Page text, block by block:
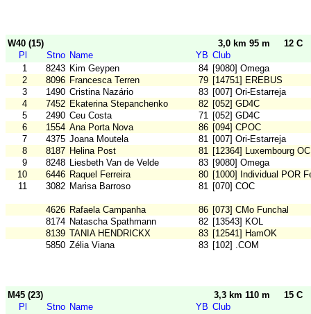
W40 (15) 3,0 km 95 m
12 C
Pl
Stno Name YB Club
1
8243 Kim Geypen 84 [9080] Omega
2
8096 Francesca Terren 79 [14751] EREBUS
3
1490 Cristina Nazário 83 [007] Ori-Estarreja
4
7452 Ekaterina Stepanchenko 82 [052] GD4C
5
2490 Ceu Costa 71 [052] GD4C
6
1554 Ana Porta Nova 86 [094] CPOC
7
4375 Joana Moutela 81 [007] Ori-Estarreja
8
8187 Helina Post 81 [12364] Luxembourg OC
9
8248 Liesbeth Van de Velde 83 [9080] Omega
10
6446 Raquel Ferreira 80 [1000] Individual POR
11
3082 Marisa Barroso 81 [070] COC
4626 Rafaela Campanha 86 [073] CMo Funchal
8174 Natascha Spathmann 82 [13543] KOL
8139 TANIA HENDRICKX 83 [12541] HamOK
5850 Zélia Viana 83 [102] .COM
M45 (23) 3,3 km 110 m
15 C
Pl
Stno Name YB Club